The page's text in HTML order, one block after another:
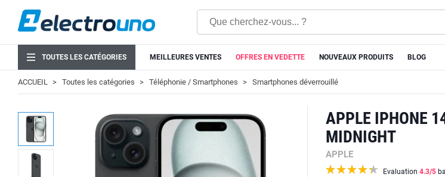
TOUTES LES CATÉGORIES MEILLEURES VENTES OFFRES EN VEDETTE NOUVEAUX PRODUITS BLOG
ACCUEIL Toutes les catégories Téléphonie / Smartphones Smartphones déverrouillé
APPLE IPHONE
MIDNIGHT
APPLE
Evaluation 4.3/5